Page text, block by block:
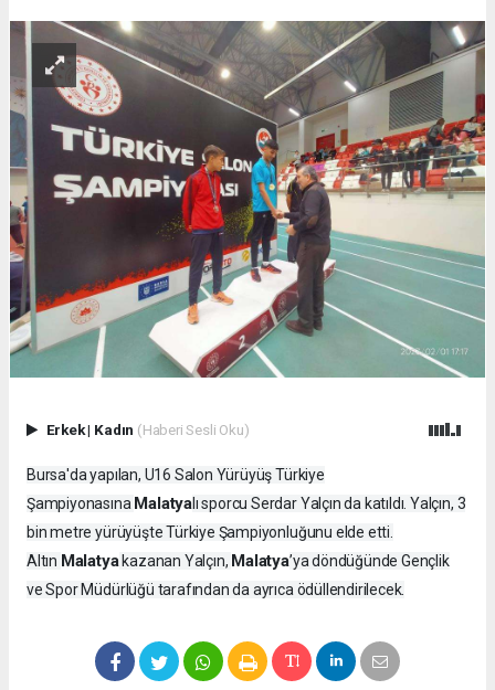
Erkek| Kadın (Haberi Sesli Oku)
Bursa'da yapılan, U16 Salon Yürüyüş Türkiye
Şampiyonasına Malatyalı sporcu Serdar Yalçın da katıldı. Yalçın, 3
bin metre yürüyüşte Türkiye Şampiyonluğunu elde etti.
Altın Malatyakazanan Yalçın, Malatya’ya döndüğünde Gençlik
ve Spor Müdürlüğü tarafından da ayrıca ödüllendirilecek.